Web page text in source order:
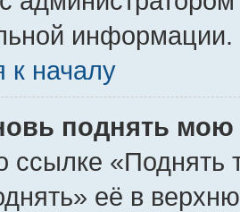
информации.
к началу
поднять мою
ссылке «Поднять
её в